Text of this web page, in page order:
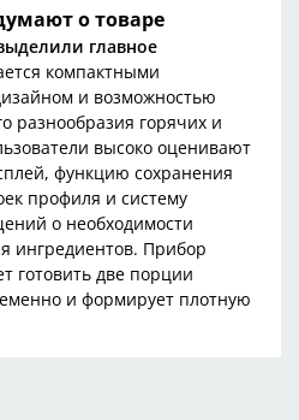
о товаре
главное
компактными
и возможностью
разнообразия горячих и
высоко оценивают
функцию сохранения
профиля и систему
о необходимости
ингредиентов. Прибор
готовить две порции
и формирует плотную